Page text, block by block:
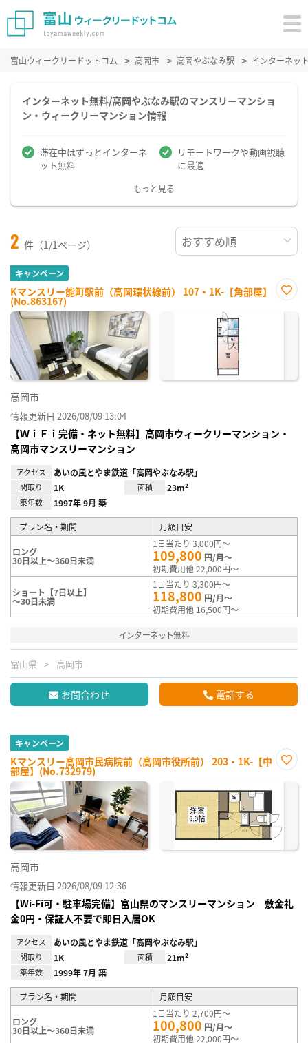
富山ウィークリードットコム 高岡市 高岡やぶなみ駅 インターネッ
インターネット無料/高岡やぶなみ駅のマンスリーマンショ
ン・ウィークリーマンション情報
滞在中はずっとインターネ
ット無料
リモートワークや動画視聴
に最適
もっと見る
2 件（1/1ページ）
キャンペーン
Kマンスリー能町駅前（高岡環状線前） 107・1K-【角部屋】
(No.863167)
に入
高岡市
情報更新日 2026/08/09 13:04
【ＷｉＦｉ完備・ネット無料】高岡市ウィークリーマンション・
高岡市マンスリーマンション
アクセス あいの風とやま鉄道「高岡やぶなみ駅」
間取り 1K 面積 23m²
築年数 1997年 9月 築
プラン名・期間 月額目安
ロング
30日以上～360日未満
1日当たり 3,000円～
109,800 円/月～
初期費用他 22,000円～
ショート【7日以上】
～30日未満
1日当たり 3,300円～
118,800 円/月～
初期費用他 16,500円～
インターネット無料
富山県 高岡市
お問合わせ 電話する
キャンペーン
Kマンスリー高岡市民病院前（高岡市役所前） 203・1K-【中
部屋】(No.732979)
に入
高岡市
情報更新日 2026/08/09 12:36
【Wi-Fi可・駐車場完備】富山県のマンスリーマンション 敷金礼
金0円・保証人不要で即日入居OK
アクセス あいの風とやま鉄道「高岡やぶなみ駅」
間取り 1K 面積 21m²
築年数 1999年 7月 築
プラン名・期間 月額目安
ロング
30日以上～360日未満
1日当たり 2,700円～
100,800 円/月～
初期費用他 22,000円～